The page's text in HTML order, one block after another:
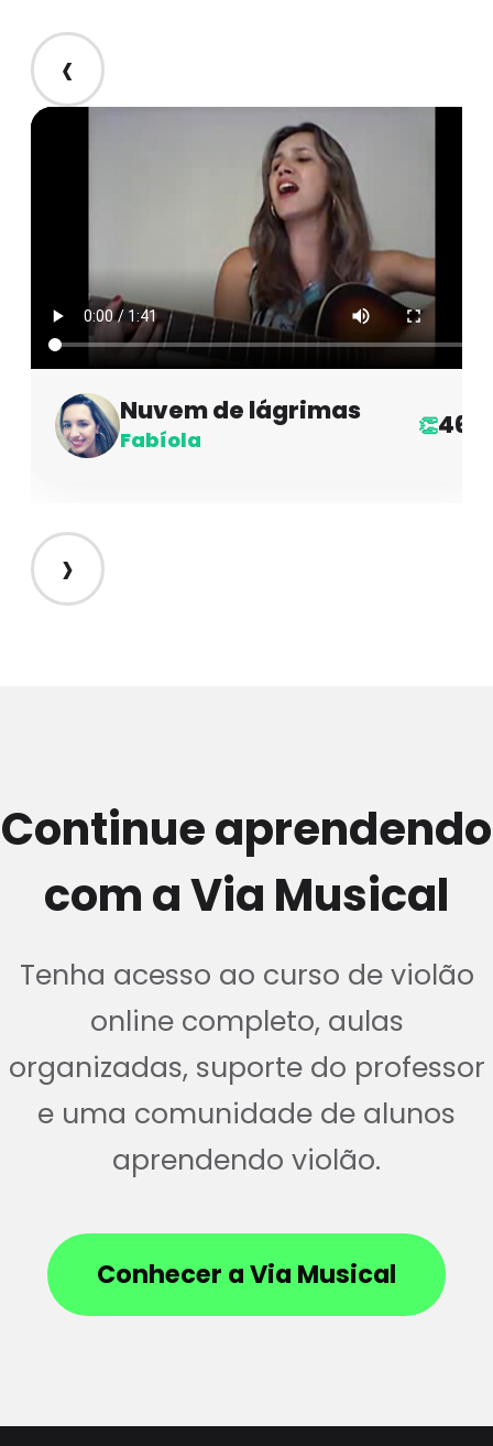
‹
Nuvem de lágrimas
Fabíola
👏46
›
Continue aprendendo
com a Via Musical
Tenha acesso ao curso de violão
online completo, aulas
organizadas, suporte do professor
e uma comunidade de alunos
aprendendo violão.
Conhecer a Via Musical